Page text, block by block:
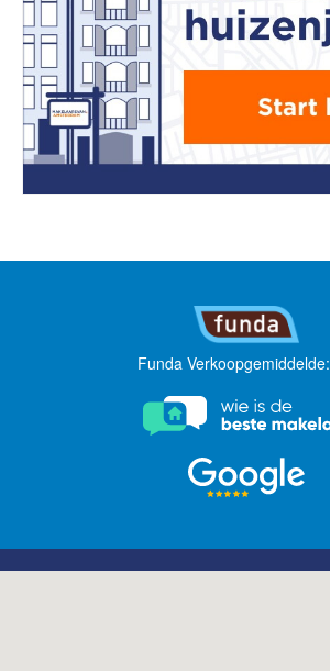
Funda Verkoopgemiddelde: